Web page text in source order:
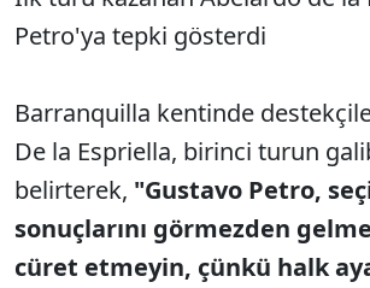
Petro'ya tepki gösterdi
Barranquilla kentinde
De la Espriella, birinci turun
belirterek, "Gustavo Petro,
sonuçlarını görmezden
cüret etmeyin, çünkü halk